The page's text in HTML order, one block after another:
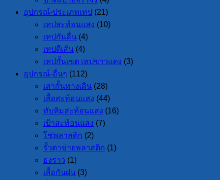
อุปกรณ์-ประเภทเทป
(21)
เทปสะท้อนแสง (10)
เทปกันลื่น (4)
เทปตีเส้น (4)
เทปกั้นเขต เทปขาวแดง (3)
อุปกรณ์-อื่นๆ (112)
เสากั้นทางเดิน (28)
เสื้อสะท้อนแสง (44)
ทับทิมสะท้อนแสง (16)
เป้าสะท้อนแสง (7)
โซ่พลาสติก (2)
รั้วตาข่ายพลาสติก (1)
ธงราว (1)
เสื้อกันฝน (3)